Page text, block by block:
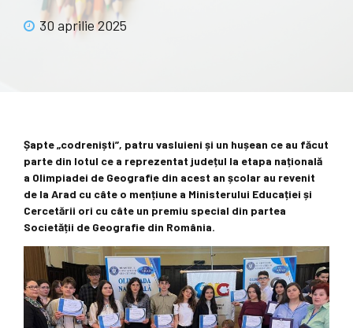
30 aprilie 2025
Șapte „codreniști”, patru vasluieni și un hușean ce au făcut
parte din lotul ce a reprezentat județul la etapa națională
a Olimpiadei de Geografie din acest an școlar au revenit
de la Arad cu câte o mențiune a Ministerului Educației și
Cercetării ori cu câte un premiu special din partea
Societății de Geografie din România.